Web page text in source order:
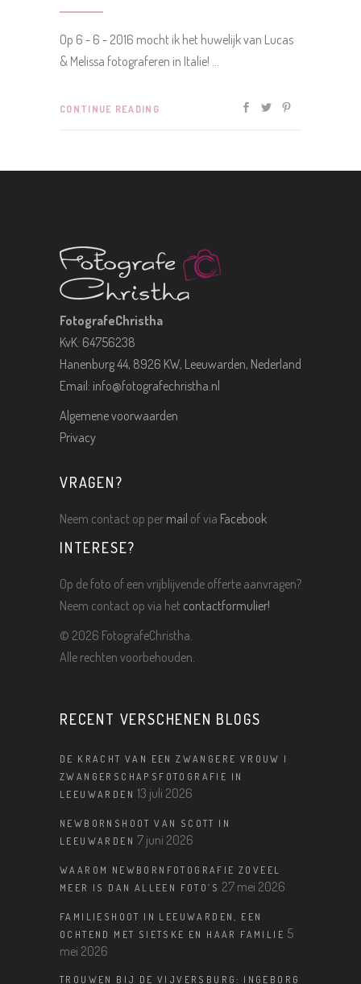
Op 6 - 6 - 2016 mocht ik het huwelijk van Lucas
& Melissa fotograferen in Italie!
CONTINUE READING
FotografeChristha
KvK: 64756238
Hanenburg 44, 8926 KW, Leeuwarden, Nederland
Email: info@fotografechristha.nl
Algemene voorwaarden
Privacy
VRAGEN?
Neem contact op per mail of via Facebook
INTERESE?
Op de foto of een vrijblijvende offerte aanvragen?
Neem contact op via het contactformulier!
© 2026 FotografeChristha.
Alle rechten voorbehouden.
RECENT VERSCHENEN BLOGS
DE KRACHT VAN EEN ZWANGERE VROUW |
ZWANGERSCHAPSFOTOGRAFIE IN
LEEUWARDEN 13 juli 2026
NEWBORNSHOOT VAN SCOTT IN
LEEUWARDEN 7 juni 2026
WAAROM NEWBORNFOTOGRAFIE ZOVEEL
MEER IS DAN ALLEEN FOTO’S 27 mei 2026
FAMILIESHOOT IN LEEUWARDEN, EEN
OCHTEND MET SIETSKE EN HAAR FAMILIE 5
mei 2026
TROUWEN BIJ DE VIJVERSBURG: INGEBORG